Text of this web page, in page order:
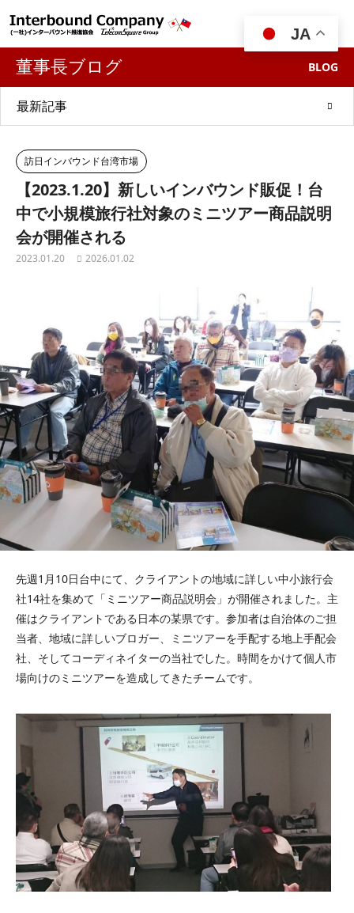
董事長ブログ BLOG
最新記事
訪日インバウンド台湾市場
【2023.1.20】新しいインバウンド販促！台
中で小規模旅行社対象のミニツアー商品説明
会が開催される
2023.01.20 2026.01.02
先週1月10日台中にて、クライアントの地域に詳しい中小旅行会
社14社を集めて「ミニツアー商品説明会」が開催されました。主
催はクライアントである日本の某県です。参加者は自治体のご担
当者、地域に詳しいブロガー、ミニツアーを手配する地上手配会
社、そしてコーディネイターの当社でした。時間をかけて個人市
場向けのミニツアーを造成してきたチームです。
JA